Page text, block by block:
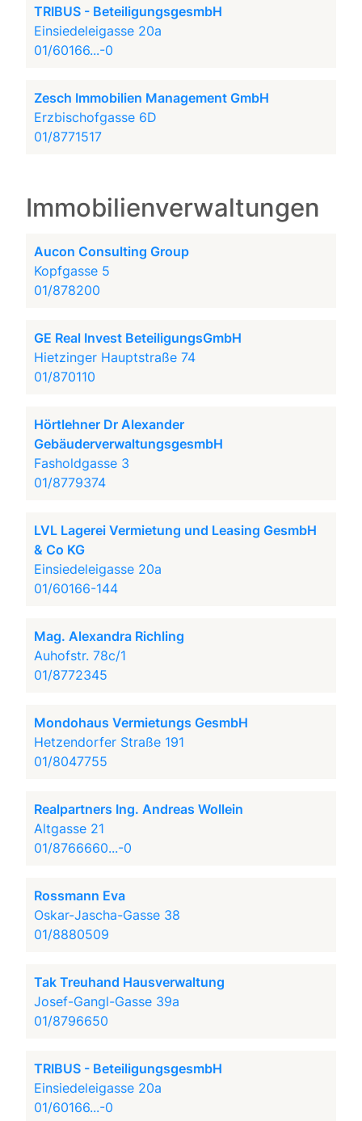
TRIBUS - BeteiligungsgesmbH
Einsiedeleigasse 20a
01/60166...-0
Zesch Immobilien Management GmbH
Erzbischofgasse 6D
01/8771517
Immobilienverwaltungen
Aucon Consulting Group
Kopfgasse 5
01/878200
GE Real Invest BeteiligungsGmbH
Hietzinger Hauptstraße 74
01/870110
Hörtlehner Dr Alexander
GebäuderverwaltungsgesmbH
Fasholdgasse 3
01/8779374
LVL Lagerei Vermietung und Leasing GesmbH
& Co KG
Einsiedeleigasse 20a
01/60166-144
Mag. Alexandra Richling
Auhofstr. 78c/1
01/8772345
Mondohaus Vermietungs GesmbH
Hetzendorfer Straße 191
01/8047755
Realpartners Ing. Andreas Wollein
Altgasse 21
01/8766660...-0
Rossmann Eva
Oskar-Jascha-Gasse 38
01/8880509
Tak Treuhand Hausverwaltung
Josef-Gangl-Gasse 39a
01/8796650
TRIBUS - BeteiligungsgesmbH
Einsiedeleigasse 20a
01/60166...-0